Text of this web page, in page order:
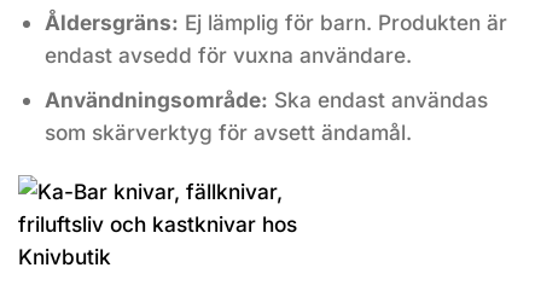
Åldersgräns: Ej lämplig för barn. Produkten är
endast avsedd för vuxna användare.
Användningsområde: Ska endast användas
som skärverktyg för avsett ändamål.